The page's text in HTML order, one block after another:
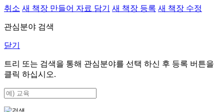
취소 새 책장 만들어 자료 담기 새 책장 등록 새 책장 수정
관심분야 검색
닫기
트리 또는 검색을 통해 관심분야를 선택 하신 후 등록 버튼을
클릭 하십시오.